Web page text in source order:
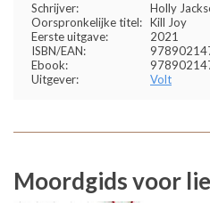
Schrijver:
Holly
Oorspronkelijke titel: Kill Joy
Eerste uitgave:
2021
ISBN/EAN:
Ebook:
Uitgever:
Volt
Moordgids voor